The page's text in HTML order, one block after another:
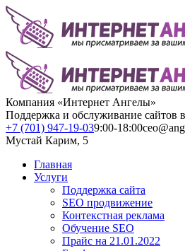
Компания «Интернет Ангелы»
Поддержка и обслуживание сайтов
+7 (701) 947-19-039:00-18:00
Мустай Карим, 5
Главная
Услуги
Поддержка сайта
SEO продвижение
Контекстная реклама
Обучение SEO
Прайс на 21.01.2022